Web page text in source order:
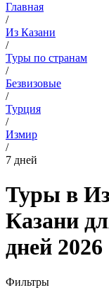
Главная
/
Из Казани
/
Туры по странам
/
Безвизовые
/
Турция
/
Измир
/
7 дней
Туры в
Казани
дней 2026
Фильтры